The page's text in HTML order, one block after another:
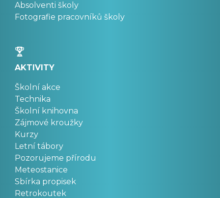
Absolventi školy
Fotografie pracovníků školy
AKTIVITY
Školní akce
Technika
Školní knihovna
Zájmové kroužky
Kurzy
Letní tábory
Pozorujeme přírodu
Meteostanice
Sbírka propisek
Retrokoutek